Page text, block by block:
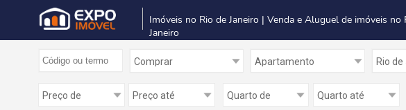
Imóveis no Rio de Janeiro | Venda e Aluguel de imóveis no
Janeiro